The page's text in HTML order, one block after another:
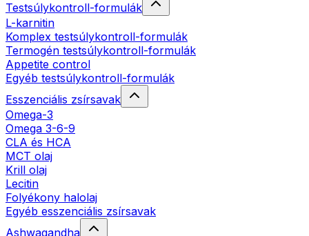
Testsúlykontroll-formulák
L-karnitin
Komplex testsúlykontroll-formulák
Termogén testsúlykontroll-formulák
Appetite control
Egyéb testsúlykontroll-formulák
Esszenciális zsírsavak
Omega-3
Omega 3-6-9
CLA és HCA
MCT olaj
Krill olaj
Lecitin
Folyékony halolaj
Egyéb esszenciális zsírsavak
Ashwagandha